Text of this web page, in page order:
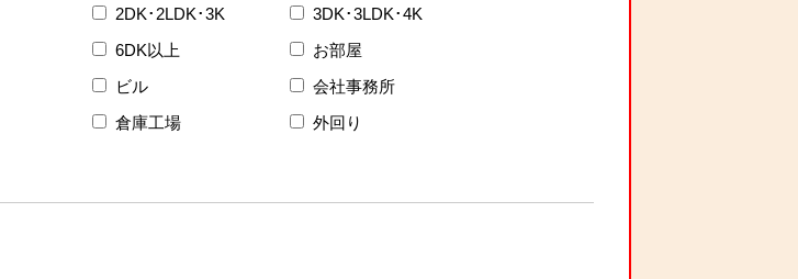
2DK･2LDK･3K
3DK･3LDK･4K
6DK以上
お部屋
ビル
会社事務所
倉庫工場
外回り